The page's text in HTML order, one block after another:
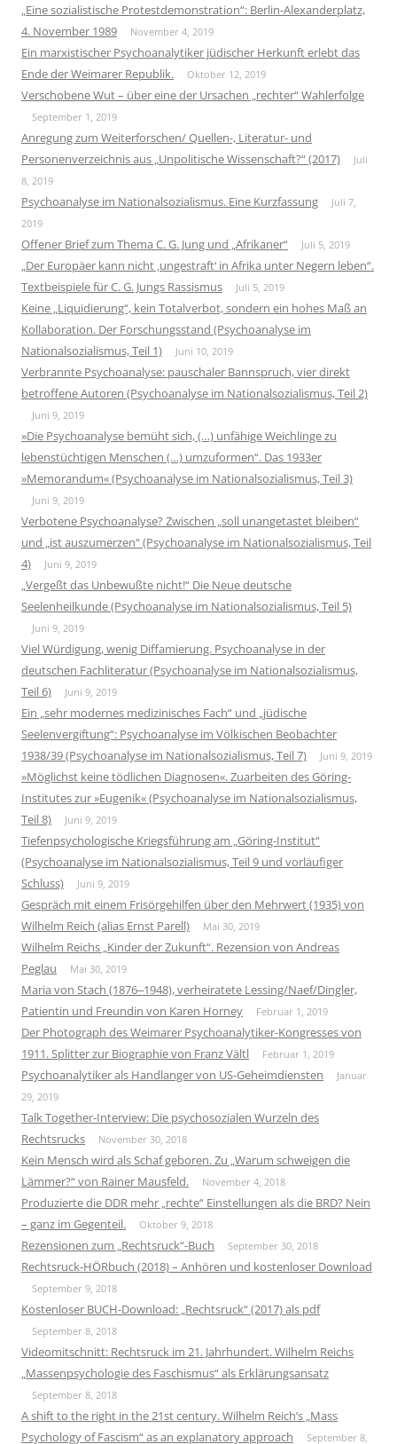
„Eine sozialistische Protestdemonstration“: Berlin-Alexanderplatz,
4. November 1989
November 4, 2019
Ein marxistischer Psychoanalytiker jüdischer Herkunft erlebt das
Ende der Weimarer Republik.
Oktober 12, 2019
Verschobene Wut – über eine der Ursachen „rechter“ Wahlerfolge
September 1, 2019
Anregung zum Weiterforschen/ Quellen-, Literatur- und
Personenverzeichnis aus „Unpolitische Wissenschaft?“ (2017)
Juli
8, 2019
Psychoanalyse im Nationalsozialismus. Eine Kurzfassung
Juli 7,
2019
Offener Brief zum Thema C. G. Jung und „Afrikaner“ Juli 5, 2019
„Der Europäer kann nicht ‚ungestraft‘ in Afrika unter Negern leben“.
Textbeispiele für C. G. Jungs Rassismus
Juli 5, 2019
Keine „Liquidierung“, kein Totalverbot, sondern ein hohes Maß an
Kollaboration. Der Forschungsstand (Psychoanalyse im
Nationalsozialismus, Teil 1)
Juni 10, 2019
Verbrannte Psychoanalyse: pauschaler Bannspruch, vier direkt
betroffene Autoren (Psychoanalyse im Nationalsozialismus, Teil 2)
Juni 9, 2019
»Die Psychoanalyse bemüht sich, (…) unfähige Weichlinge zu
lebenstüchtigen Menschen (…) umzuformen“. Das 1933er
»Memorandum« (Psychoanalyse im Nationalsozialismus, Teil 3)
Juni 9, 2019
Verbotene Psychoanalyse? Zwischen „soll unangetastet bleiben“
und „ist auszumerzen“ (Psychoanalyse im Nationalsozialismus, Teil
4)
Juni 9, 2019
„Vergeßt das Unbewußte nicht!“ Die Neue deutsche
Seelenheilkunde (Psychoanalyse im Nationalsozialismus, Teil 5)
Juni 9, 2019
Viel Würdigung, wenig Diffamierung. Psychoanalyse in der
deutschen Fachliteratur (Psychoanalyse im Nationalsozialismus,
Teil 6)
Juni 9, 2019
Ein „sehr modernes medizinisches Fach“ und „jüdische
Seelenvergiftung“: Psychoanalyse im Völkischen Beobachter
1938/39 (Psychoanalyse im Nationalsozialismus, Teil 7)
Juni 9, 2019
»Möglichst keine tödlichen Diagnosen«. Zuarbeiten des Göring-
Institutes zur »Eugenik« (Psychoanalyse im Nationalsozialismus,
Teil 8)
Juni 9, 2019
Tiefenpsychologische Kriegsführung am „Göring-Institut“
(Psychoanalyse im Nationalsozialismus, Teil 9 und vorläufiger
Schluss)
Juni 9, 2019
Gespräch mit einem Frisörgehilfen über den Mehrwert (1935) von
Wilhelm Reich (alias Ernst Parell)
Mai 30, 2019
Wilhelm Reichs „Kinder der Zukunft“. Rezension von Andreas
Peglau
Mai 30, 2019
Maria von Stach (1876‒1948), verheiratete Lessing/Naef/Dingler,
Patientin und Freundin von Karen Horney
Februar 1, 2019
Der Photograph des Weimarer Psychoanalytiker-Kongresses von
1911. Splitter zur Biographie von Franz Vältl
Februar 1, 2019
Psychoanalytiker als Handlanger von US-Geheimdiensten
Januar
29, 2019
Talk Together-Interview: Die psychosozialen Wurzeln des
Rechtsrucks
November 30, 2018
Kein Mensch wird als Schaf geboren. Zu „Warum schweigen die
Lämmer?“ von Rainer Mausfeld.
November 4, 2018
Produzierte die DDR mehr „rechte“ Einstellungen als die BRD? Nein
– ganz im Gegenteil.
Oktober 9, 2018
Rezensionen zum „Rechtsruck“-Buch September 30, 2018
Rechtsruck-HÖRbuch (2018) – Anhören und kostenloser Download
September 9, 2018
Kostenloser BUCH-Download: „Rechtsruck“ (2017) als pdf
September 8, 2018
Videomitschnitt: Rechtsruck im 21. Jahrhundert. Wilhelm Reichs
„Massenpsychologie des Faschismus“ als Erklärungsansatz
September 8, 2018
A shift to the right in the 21st century. Wilhelm Reich’s „Mass
Psychology of Fascism“ as an explanatory approach
September 8,